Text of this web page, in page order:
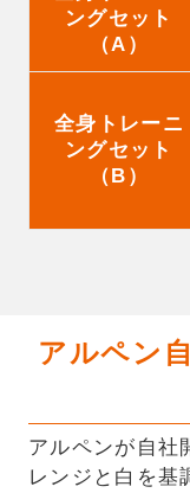
ングセット
（A）
全身トレーニ
ングセット
（B）
アルペン
アルペンが自社
レンジと白を基